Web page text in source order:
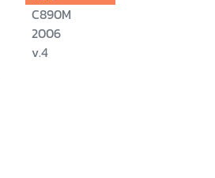
C890M
2006
v.4